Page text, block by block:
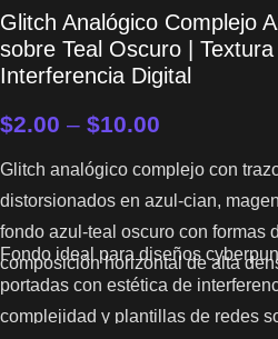
Glitch Analógico Complejo
sobre Teal Oscuro |
Interferencia Digital
$2.00 – $10.00
Glitch analógico complejo con
distorsionados en azul-cian,
fondo azul-teal oscuro con formas
composición horizontal de alta
Fondo ideal para diseños
portadas con estética de
complejidad y plantillas de redes